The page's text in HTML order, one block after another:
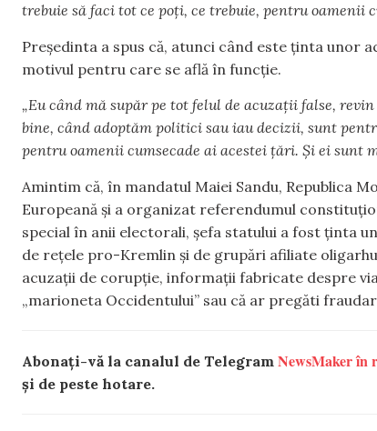
trebuie să faci tot ce poți, ce trebuie, pentru oamenii
Președinta a spus că, atunci când este ținta unor
motivul pentru care se află în funcție.
„Eu când mă supăr pe tot felul de acuzații false,
bine, când adoptăm politici sau iau decizii, sunt
pentru oamenii cumsecade ai acestei țări. Și ei sunt
Amintim că, în mandatul Maiei Sandu, Republica
Europeană și a organizat referendumul
special în anii electorali, șefa statului a fost ținta
de rețele pro-Kremlin și de grupări afiliate
acuzații de corupție, informații fabricate despre
„marioneta Occidentului” sau că ar pregăti
Abonați-vă la canalul de Telegram NewsMaker în
și de peste hotare.